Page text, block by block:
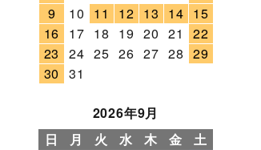
9
10 11 12 13 14 15
16
17 18 19 20 21
22
23
24 25 26 27 28 29
30
31
2026年9月
日
月 火 水 木 金
土